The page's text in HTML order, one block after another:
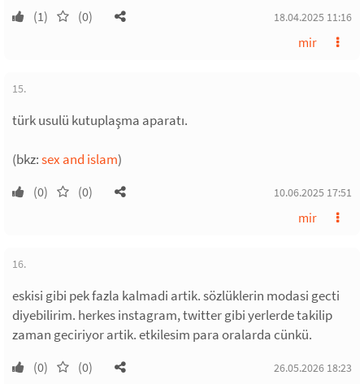
(1) (0) 18.04.2025 11:16
mir
15.
türk usulü kutuplaşma aparatı.
(bkz:sex and islam)
(0) (0) 10.06.2025 17:51
mir
16.
eskisi gibi pek fazla kalmadi artik. sözlüklerin modasi gecti
diyebilirim. herkes instagram, twitter gibi yerlerde takilip
zaman geciriyor artik. etkilesim para oralarda cünkü.
(0) (0) 26.05.2026 18:23